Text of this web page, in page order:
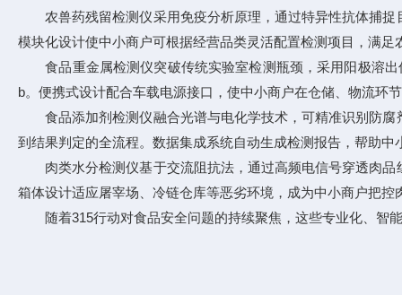
农兽药残留检测仪采用免疫分析原理，通过特异性抗体捕捉
模块化设计使中小商户可根据经营品类灵活配置检测项目，满
食品重金属检测仪突破传统实验室检测瓶颈，采用阳极溶出
b。便携式设计配合车载电源接口，使中小商户在仓储、物流环
食品添加剂检测仪融合光谱与电化学技术，可精准识别防腐
到结果判定的全流程。数据集成系统自动生成检测报告，帮助
肉类水分检测仪基于交流阻抗法，通过高频电信号穿透肉品
箱体设计适应屠宰场、冷链仓库等恶劣环境，成为中小商户把控
随着315行动对食品安全问题的持续聚焦，这些专业化、智能